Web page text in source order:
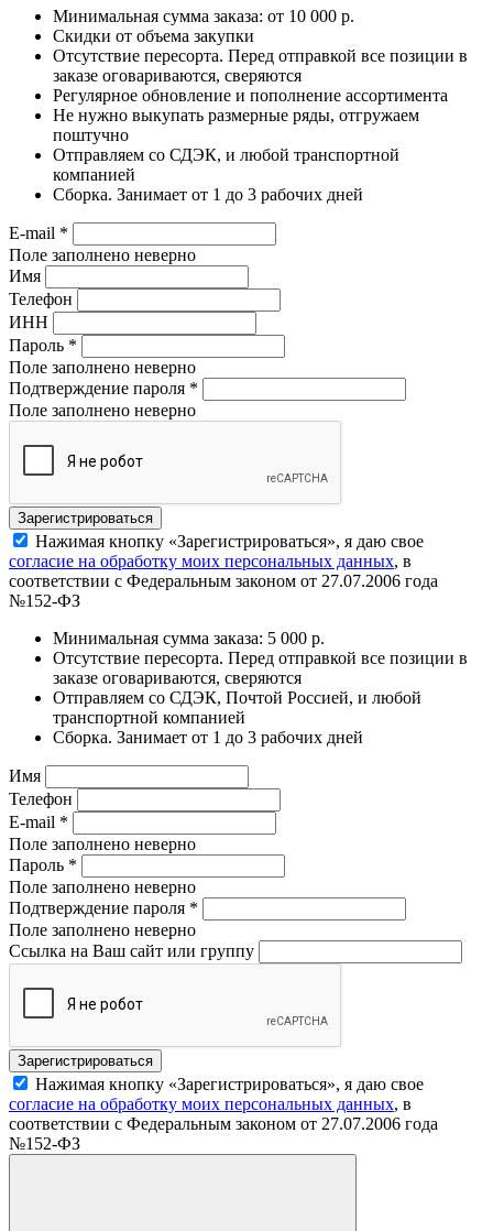
Минимальная сумма заказа: от 10 000 р.
Скидки от объема закупки
Отсутствие пересорта. Перед отправкой все позиции в
заказе оговариваются, сверяются
Регулярное обновление и пополнение ассортимента
Не нужно выкупать размерные ряды, отгружаем
поштучно
Отправляем со СДЭК, и любой транспортной
компанией
Сборка. Занимает от 1 до 3 рабочих дней
E-mail *
Поле заполнено неверно
Имя
Телефон
ИНН
Пароль *
Поле заполнено неверно
Подтверждение пароля *
Поле заполнено неверно
Нажимая кнопку «Зарегистрироваться», я даю свое
согласие на обработку моих персональных данных, в
соответствии с Федеральным законом от 27.07.2006 года
№152-ФЗ
Минимальная сумма заказа: 5 000 р.
Отсутствие пересорта. Перед отправкой все позиции в
заказе оговариваются, сверяются
Отправляем со СДЭК, Почтой Россией, и любой
транспортной компанией
Сборка. Занимает от 1 до 3 рабочих дней
Имя
Телефон
E-mail *
Поле заполнено неверно
Пароль *
Поле заполнено неверно
Подтверждение пароля *
Поле заполнено неверно
Ссылка на Ваш сайт или группу
Нажимая кнопку «Зарегистрироваться», я даю свое
согласие на обработку моих персональных данных, в
соответствии с Федеральным законом от 27.07.2006 года
№152-ФЗ